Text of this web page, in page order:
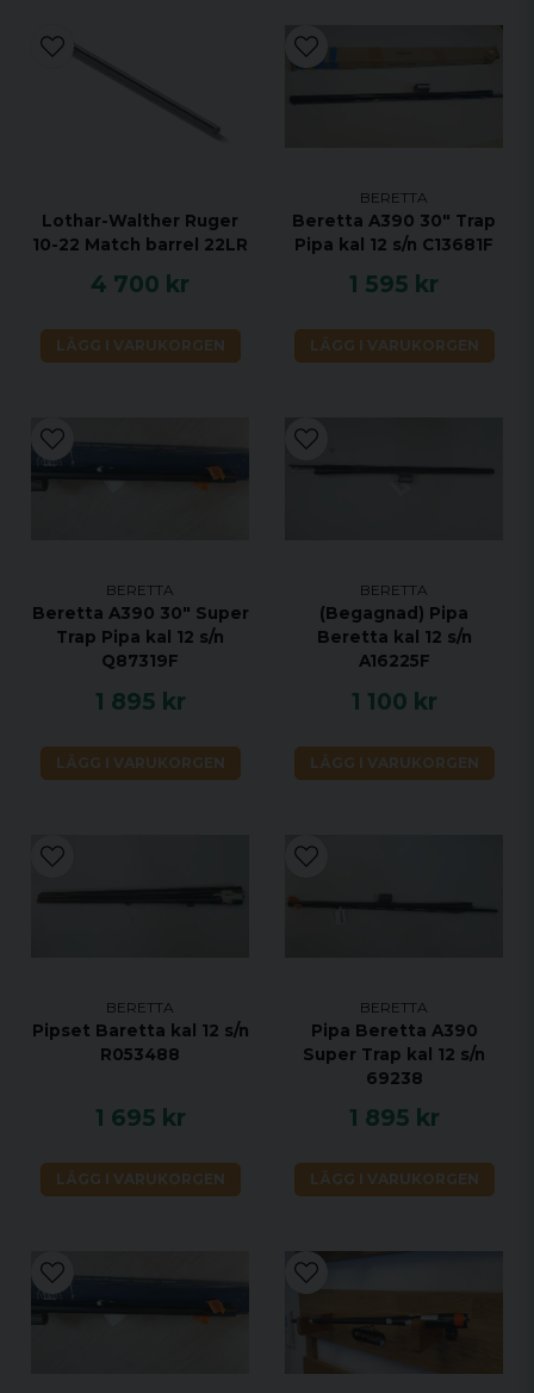
Lothar-Walther Ruger
10-22 Match barrel 22LR
4 700 kr
LÄGG I VARUKORGEN
BERETTA
Beretta A390 30" Trap
Pipa kal 12 s/n C13681F
1 595 kr
LÄGG I VARUKORGEN
BERETTA
Beretta A390 30" Super
Trap Pipa kal 12 s/n
Q87319F
1 895 kr
LÄGG I VARUKORGEN
BERETTA
(Begagnad) Pipa
Beretta kal 12 s/n
A16225F
1 100 kr
LÄGG I VARUKORGEN
BERETTA
Pipset Baretta kal 12 s/n
R053488
1 695 kr
LÄGG I VARUKORGEN
BERETTA
Pipa Beretta A390
Super Trap kal 12 s/n
69238
1 895 kr
LÄGG I VARUKORGEN